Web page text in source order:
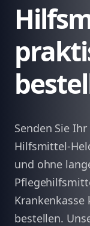
Senden Sie
Hilfsmittel-
und ohne
Krankenkasse
bestellen.